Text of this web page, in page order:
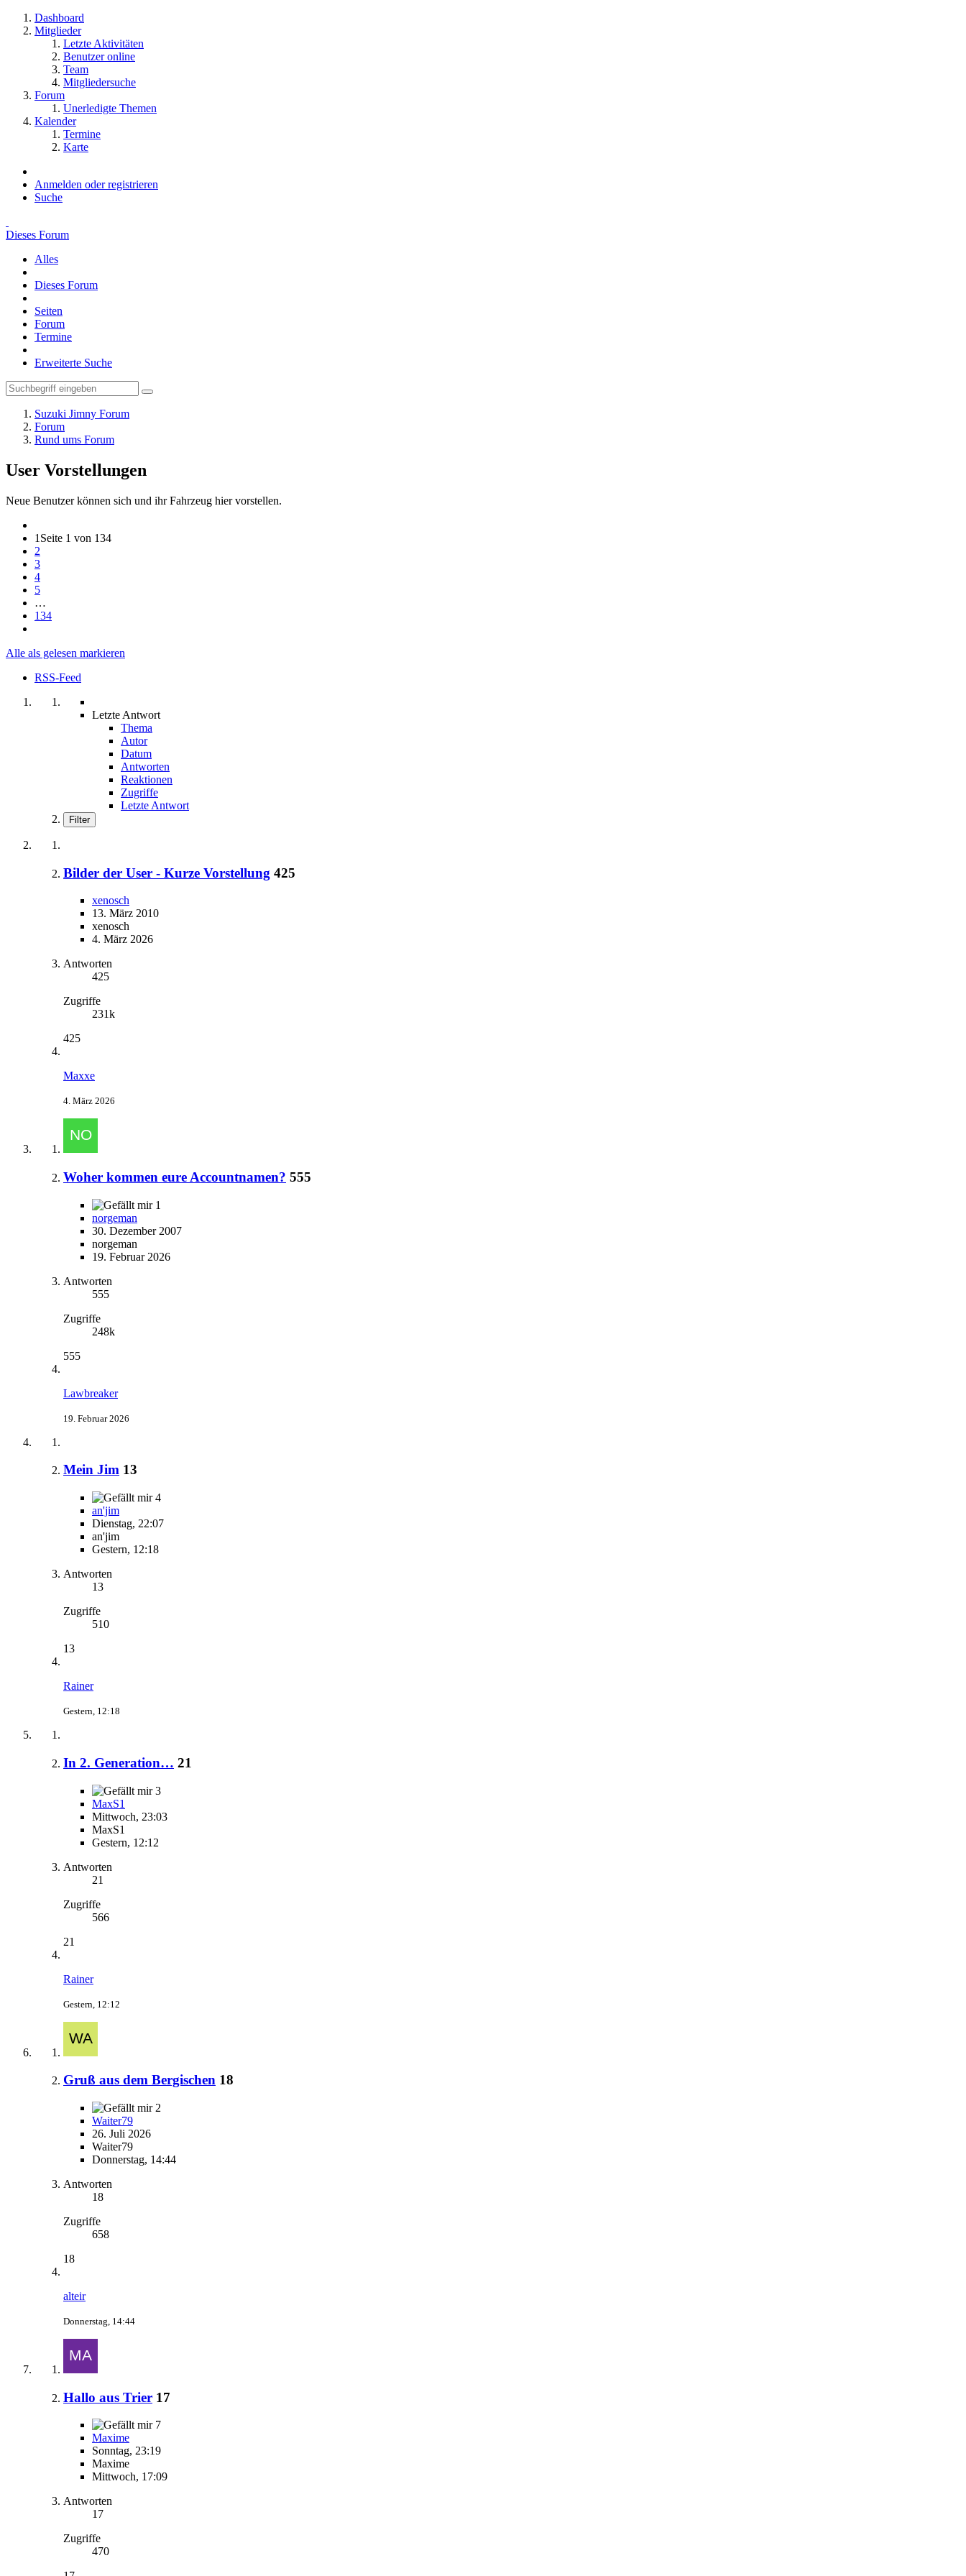
Dashboard
Mitglieder
Letzte Aktivitäten
Benutzer online
Team
Mitgliedersuche
Forum
Unerledigte Themen
Kalender
Termine
Karte
Anmelden oder registrieren
Suche
Dieses Forum
Alles
Dieses Forum
Seiten
Forum
Termine
Erweiterte Suche
Suzuki Jimny Forum
Forum
Rund ums Forum
User Vorstellungen
Neue Benutzer können sich und ihr Fahrzeug hier vorstellen.
1 Seite 1 von 134
2
3
4
5
…
134
Alle als gelesen markieren
RSS-Feed
Letzte Antwort
Thema
Autor
Datum
Antworten
Reaktionen
Zugriffe
Letzte Antwort
Filter
Bilder der User - Kurze Vorstellung 425
xenosch
13. März 2010
xenosch
4. März 2026
Antworten
425
Zugriffe
231k
425
Maxxe
4. März 2026
Woher kommen eure Accountnamen? 555
1
norgeman
30. Dezember 2007
norgeman
19. Februar 2026
Antworten
555
Zugriffe
248k
555
Lawbreaker
19. Februar 2026
Mein Jim 13
4
an'jim
Dienstag, 22:07
an'jim
Gestern, 12:18
Antworten
13
Zugriffe
510
13
Rainer
Gestern, 12:18
In 2. Generation… 21
3
MaxS1
Mittwoch, 23:03
MaxS1
Gestern, 12:12
Antworten
21
Zugriffe
566
21
Rainer
Gestern, 12:12
Gruß aus dem Bergischen 18
2
Waiter79
26. Juli 2026
Waiter79
Donnerstag, 14:44
Antworten
18
Zugriffe
658
18
alteir
Donnerstag, 14:44
Hallo aus Trier 17
7
Maxime
Sonntag, 23:19
Maxime
Mittwoch, 17:09
Antworten
17
Zugriffe
470